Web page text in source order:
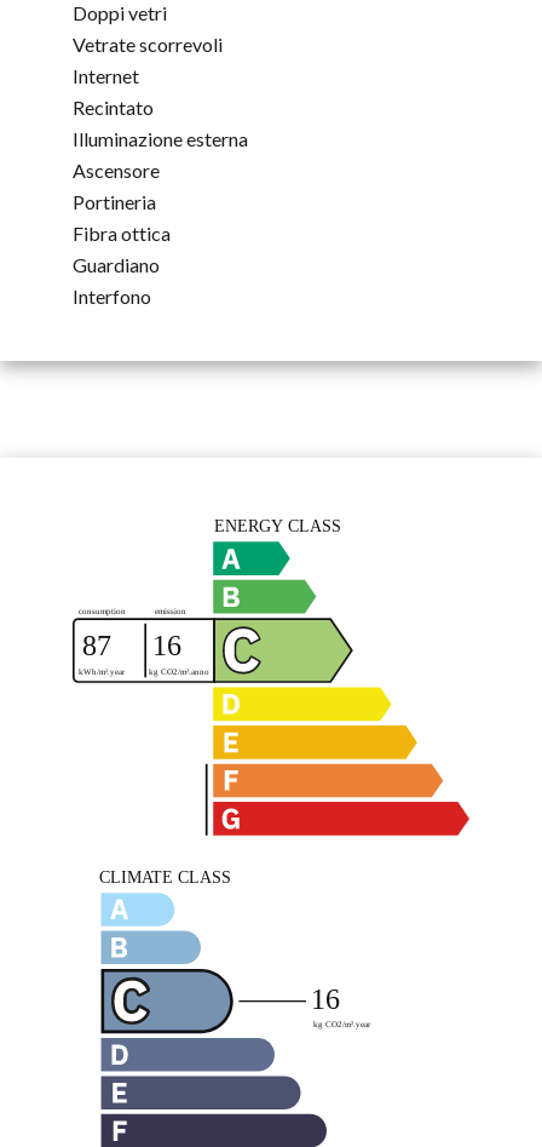
Doppi vetri
Vetrate scorrevoli
Internet
Recintato
Illuminazione esterna
Ascensore
Portineria
Fibra ottica
Guardiano
Interfono